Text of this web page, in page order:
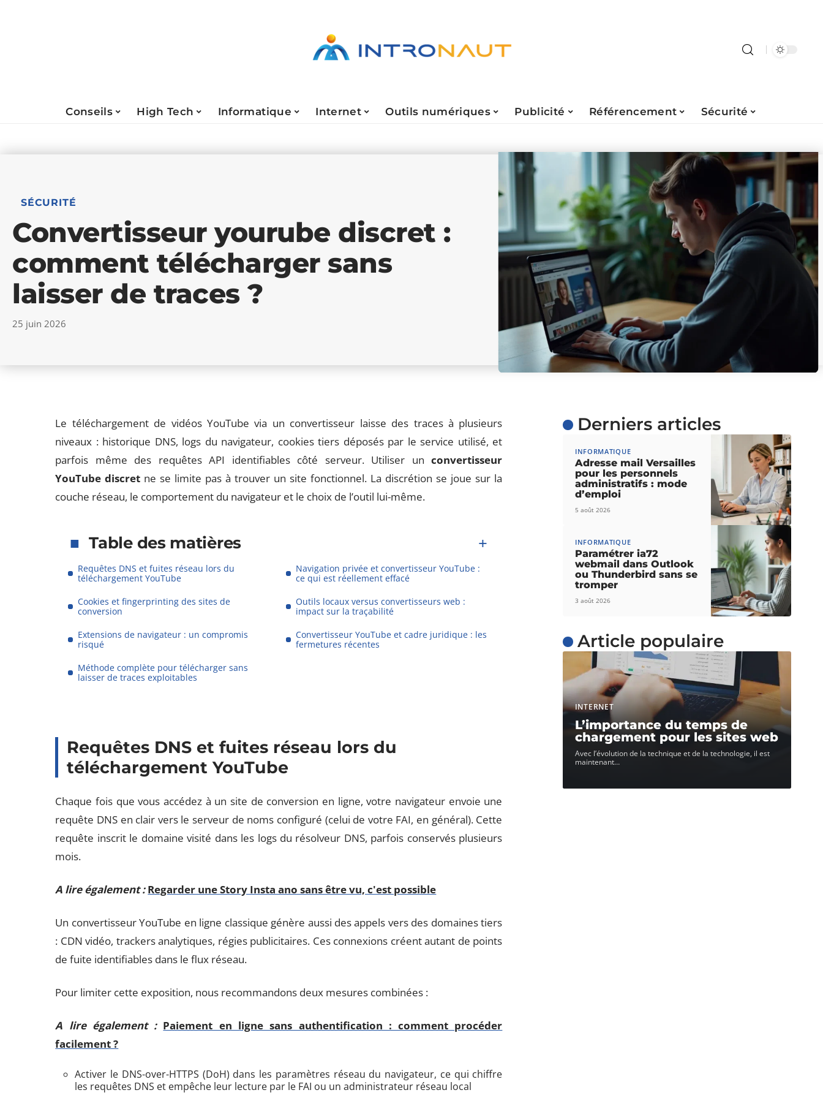
Conseils High Tech Informatique Internet Outils numériques Publicité Référencement Sécurité
SÉCURITÉ
Convertisseur yourube discret :
comment télécharger sans
laisser de traces ?
25 juin 2026
Le téléchargement de vidéos YouTube via un convertisseur laisse des traces à plusieurs
niveaux : historique DNS, logs du navigateur, cookies tiers déposés par le service utilisé, et
parfois même des requêtes API identifiables côté serveur. Utiliser unconvertisseur
YouTube discret ne se limite pas à trouver un site fonctionnel. La discrétion se joue sur la
couche réseau, le comportement du navigateur et le choix de l’outil lui-même.
Table des matières
Requêtes DNS et fuites réseau lors du
téléchargement YouTube
Navigation privée et convertisseur YouTube :
ce qui est réellement effacé
Cookies et fingerprinting des sites de
conversion
Outils locaux versus convertisseurs web :
impact sur la traçabilité
Extensions de navigateur : un compromis
risqué
Convertisseur YouTube et cadre juridique : les
fermetures récentes
Méthode complète pour télécharger sans
laisser de traces exploitables
Requêtes DNS et fuites réseau lors du
téléchargement YouTube
Chaque fois que vous accédez à un site de conversion en ligne, votre navigateur envoie une
requête DNS en clair vers le serveur de noms configuré (celui de votre FAI, en général). Cette
requête inscrit le domaine visité dans les logs du résolveur DNS, parfois conservés plusieurs
mois.
A lire également : Regarder une Story Insta ano sans être vu, c'est possible
Un convertisseur YouTube en ligne classique génère aussi des appels vers des domaines tiers
: CDN vidéo, trackers analytiques, régies publicitaires. Ces connexions créent autant de points
de fuite identifiables dans le flux réseau.
Pour limiter cette exposition, nous recommandons deux mesures combinées :
A lire également : Paiement en ligne sans authentification : comment procéder
facilement ?
Activer le DNS-over-HTTPS (DoH) dans les paramètres réseau du navigateur, ce qui chiffre
les requêtes DNS et empêche leur lecture par le FAI ou un administrateur réseau local
Derniers articles
INFORMATIQUE
Adresse mail Versailles
pour les personnels
administratifs : mode
d’emploi
5 août 2026
INFORMATIQUE
Paramétrer ia72
webmail dans Outlook
ou Thunderbird sans se
tromper
3 août 2026
Article populaire
INTERNET
L’importance du temps de
chargement pour les sites web
Avec l’évolution de la technique et de la technologie, il est
maintenant…